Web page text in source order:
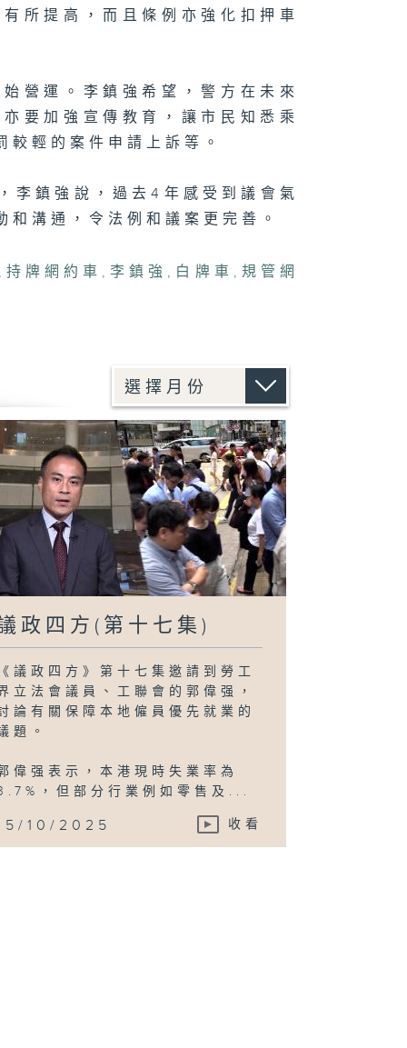
所提高，而且條例亦強化扣押車
營運。李鎮強希望，警方在未來
要加強宣傳教育，讓市民知悉乘
輕的案件申請上訴等。
李鎮強說，過去4年感受到議會氣
溝通，令法例和議案更完善。
持牌網約車 , 李鎮強 , 白牌車 , 規管網
政四方(第十七集)
議政四方》第十七集邀請到勞工
立法會議員、工聯會的郭偉强，
論有關保障本地僱員優先就業的
題。
偉强表示，本港現時失業率為
，但部分行業例如零售及...
10/2025 收看